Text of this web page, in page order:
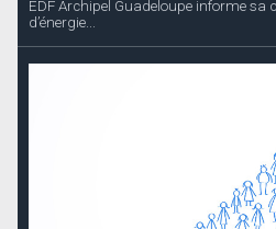
EDF Archipel Guadeloupe informe sa
d’énergie...